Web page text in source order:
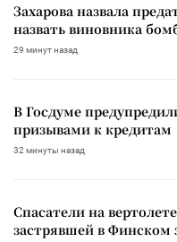
Захарова назвала
назвать виновника
29 минут назад
В Госдуме
призывами к кредитам
32 минуты назад
Спасатели на
застрявшей в Финском